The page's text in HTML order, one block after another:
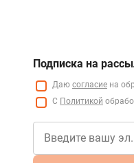
Подписка на
Даю согласие на
С Политикой